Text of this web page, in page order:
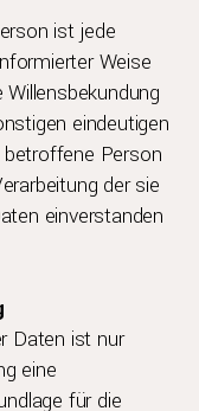
ist jede
Weise
eindeutigen
Person
der sie
einverstanden
Daten ist nur
eine
für die